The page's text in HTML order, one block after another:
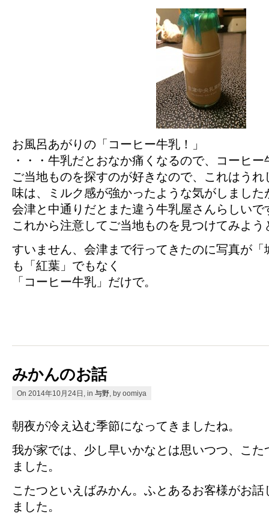
お風呂あがりの「コーヒー牛乳！」
・・・牛乳だとおなか痛くなるので、コーヒー
ご当地ものを探すのが好きなので、これはうれ
味は、ミルク感が強かったような気がしました
会津と中通りだとまた違う牛乳屋さんらしいで
これから注意してご当地ものを見つけてみよう
すいません、会津まで行ってきたのに写真が
も「紅葉」でもなく
「コーヒー牛乳」だけで。
みかんのお話
On 2014年10月24日, in 与野 , by oomiya
朝夜が冷え込む季節になってきましたね。
我が家では、少し早いかなとは思いつつ、こ
ました。
こたつといえばみかん。ふとあるお客様がお
ました。